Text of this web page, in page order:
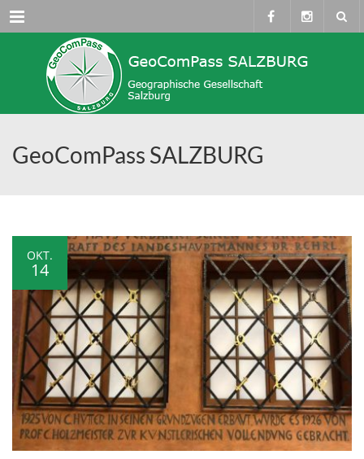
Menü
GeoComPass SALZBURG
OKT.
14